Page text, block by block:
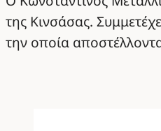
της Κινσάσας.
την οποία